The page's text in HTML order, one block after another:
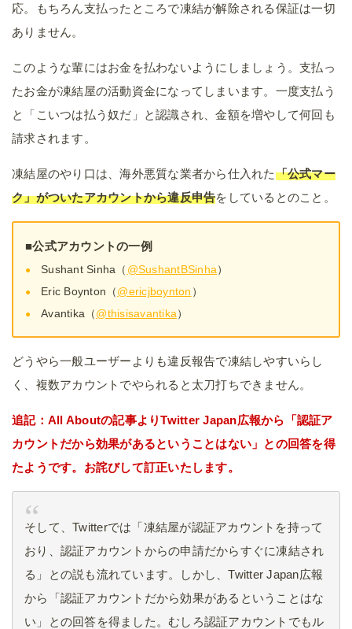
応。もちろん支払ったところで凍結が解除される保証は一切
ありません。
このような輩にはお金を払わないようにしましょう。支払っ
たお金が凍結屋の活動資金になってしまいます。一度支払う
と「こいつは払う奴だ」と認識され、金額を増やして何回も
請求されます。
凍結屋のやり口は、海外悪質な業者から仕入れた「公式マー
ク」がついたアカウントから違反申告をしているとのこと。
■公式アカウントの一例
Sushant Sinha（ @SushantBSinha）
Eric Boynton（@ericjboynton ）
Avantika（@thisisavantika）
どうやら一般ユーザーよりも違反報告で凍結しやすいらし
く、複数アカウントでやられると太刀打ちできません。
追記：All Aboutの記事よりTwitter Japan広報から「認証ア
カウントだから効果があるということはない」との回答を得
たようです。お詫びして訂正いたします。
そして、Twitterでは「凍結屋が認証アカウントを持って
おり、認証アカウントからの申請だからすぐに凍結され
る」との説も流れています。しかし、Twitter Japan広報
から「認証アカウントだから効果があるということはな
い」との回答を得ました。むしろ認証アカウントでもル